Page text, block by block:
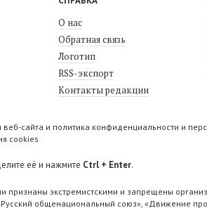
О нас
Обратная связь
Логотип
RSS-экспорт
Контакты редакции
веб-сайта и политика конфиденциальности и
cookies
её и нажмите Ctrl + Enter.
признаны экстремистскими и запрещены
общенациональный союз», «Движение